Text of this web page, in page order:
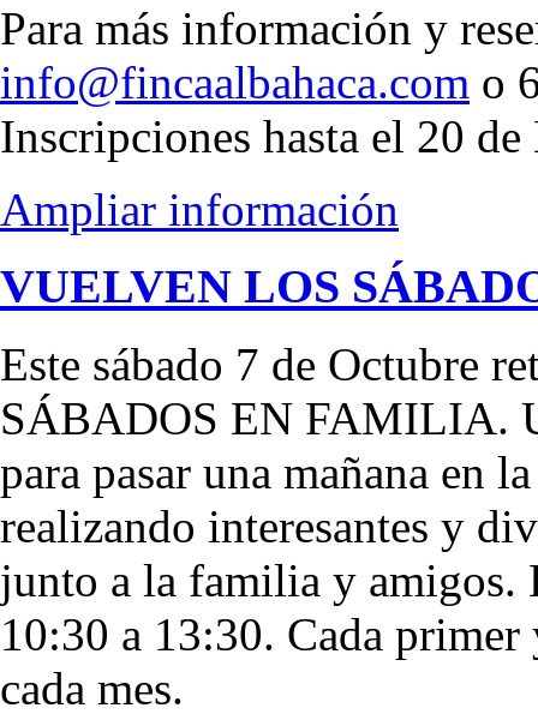
Para más información y
info@fincaalbahaca.com o
Inscripciones hasta el 20
Ampliar información
VUELVEN LOS
Este sábado 7 de Octubre
SÁBADOS EN FAMILIA.
para pasar una mañana en
realizando interesantes y
junto a la familia y amigos.
10:30 a 13:30. Cada primer
cada mes.